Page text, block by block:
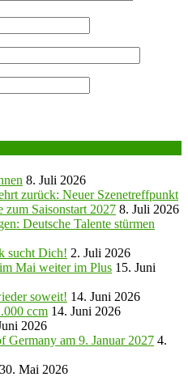
8. Juli 2026
zurück: Neuer Szenetreffpunkt
zum Saisonstart 2027 8. Juli 2026
Deutsche Talente stürmen
sucht Dich! 2. Juli 2026
Mai weiter im Plus 15. Juni
soweit! 14. Juni 2026
ccm 14. Juni 2026
2026
Germany am 9. Januar 2027 4.
30. Mai 2026